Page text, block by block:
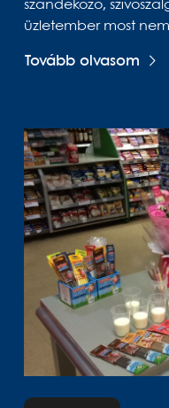
szándékozó,
üzletember most
Tovább olvasom